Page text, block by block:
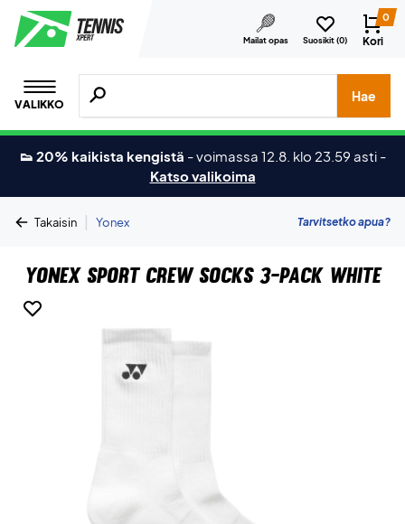
Mailat opas Suosikit (0)
0
Kori
VALIKKO
Hae tuotteita, merkkejä jne.
Hae
👟 20% kaikista kengistä -voimassa 12.8. klo 23.59 asti -
Katso valikoima
Takaisin | Yonex Tarvitsetko apua?
Yonex Sport Crew Socks 3-Pack White